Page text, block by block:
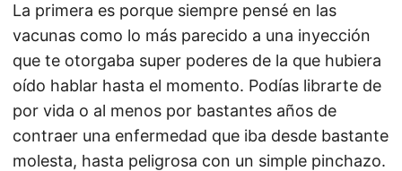
La primera es porque siempre pensé en las
vacunas como lo más parecido a una inyección
que te otorgaba super poderes de la que hubiera
oído hablar hasta el momento. Podías librarte de
por vida o al menos por bastantes años de
contraer una enfermedad que iba desde bastante
molesta, hasta peligrosa con un simple pinchazo.